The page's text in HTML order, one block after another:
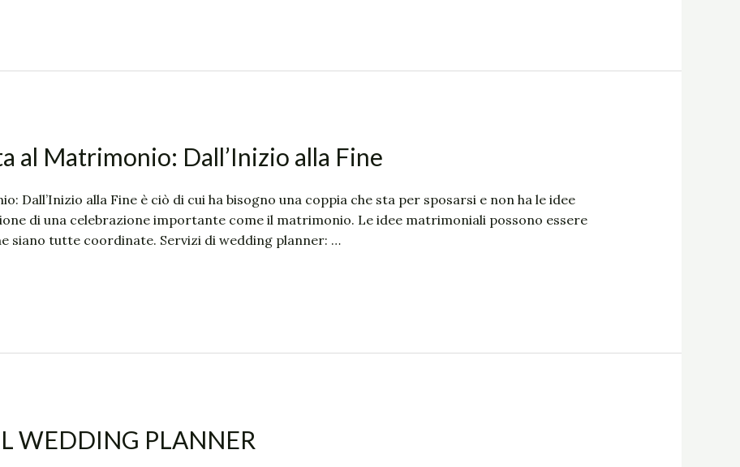
al Matrimonio: Dall’Inizio alla Fine
Dall’Inizio alla Fine è ciò di cui ha bisogno una coppia che sta per sposarsi e non ha le idee
di una celebrazione importante come il matrimonio. Le idee matrimoniali possono essere
siano tutte coordinate. Servizi di wedding planner: …
WEDDING PLANNER